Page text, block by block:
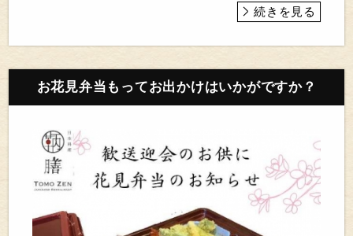
続きを見る
お花見弁当もってお出かけはいかがですか？